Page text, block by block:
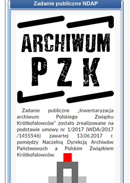
Zadanie publiczne NDAP